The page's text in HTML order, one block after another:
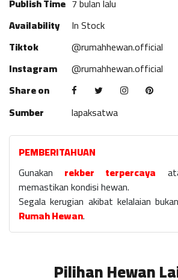
Publish Time 7 bulan lalu
Availability
In Stock
Tiktok
@rumahhewan.official
Instagram
@rumahhewan.official
Share on
Sumber
lapaksatwa
PEMBERITAHUAN
Gunakan rekber terpercaya
memastikan kondisi hewan.
Segala kerugian akibat kelalaian
Rumah Hewan.
Pilihan Hewan